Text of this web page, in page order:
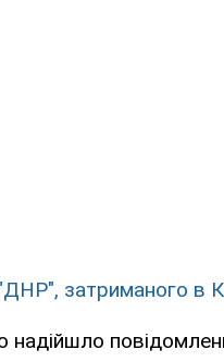
затриманого в
надійшло